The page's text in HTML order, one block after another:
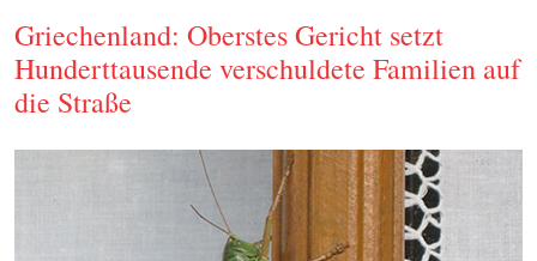
Griechenland: Oberstes Gericht setzt
Hunderttausende verschuldete Familien auf
die Straße